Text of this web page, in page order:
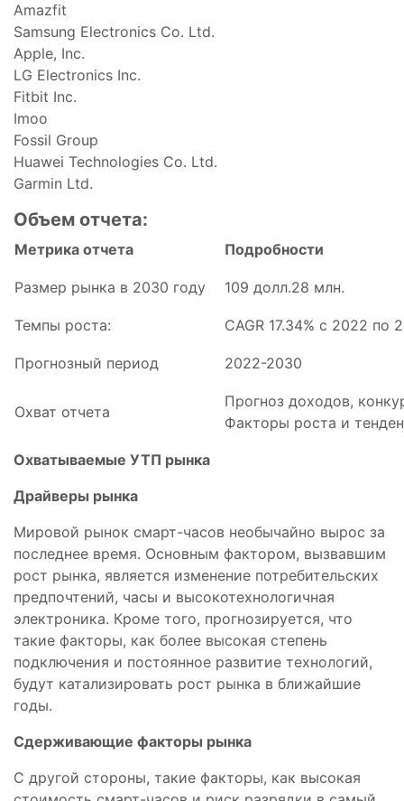
Amazfit
Samsung Electronics Co. Ltd.
Apple, Inc.
LG Electronics Inc.
Fitbit Inc.
Imoo
Fossil Group
Huawei Technologies Co. Ltd.
Garmin Ltd.
Объем отчета:
Метрика отчета Подробности
Размер рынка в 2030 году 109 долл.28 млн.
Темпы роста: CAGR 17.34% с 2022 по
Прогнозный период 2022-2030
Охват отчета
Прогноз доходов,
Факторы роста и
Охватываемые УТП рынка
Драйверы рынка
Мировой рынок смарт-часов необычайно вырос за
последнее время. Основным фактором, вызвавшим
рост рынка, является изменение потребительских
предпочтений, часы и высокотехнологичная
электроника. Кроме того, прогнозируется, что
такие факторы, как более высокая степень
подключения и постоянное развитие технологий,
будут катализировать рост рынка в ближайшие
годы.
Сдерживающие факторы рынка
С другой стороны, такие факторы, как высокая